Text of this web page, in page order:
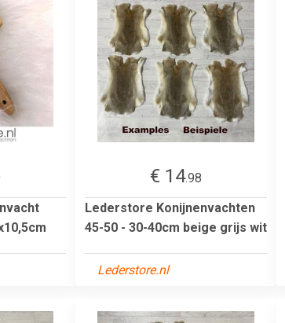
€ 14.98
Lederstore Konijnenvachten
45-50 - 30-40cm beige grijs wit
Lederstore.nl